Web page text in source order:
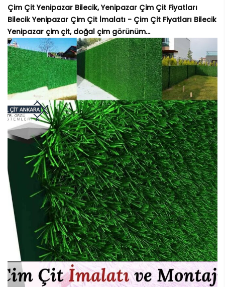
Çim Çit Yenipazar Bilecik, Yenipazar Çim Çit Fiyatları
Bilecik Yenipazar Çim Çit İmalatı - Çim Çit Fiyatları Bilecik
Yenipazar çim çit, doğal çim görünüm...